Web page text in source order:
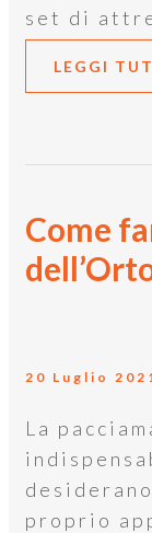
set di
LEGGI
Come
20 Luglio 2021
La
proprio